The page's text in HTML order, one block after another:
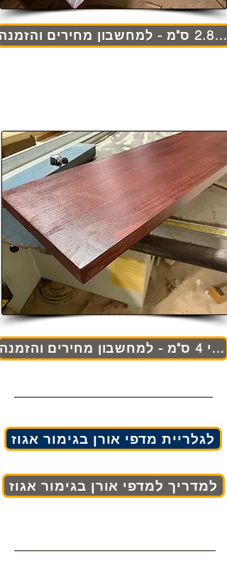
עובי 2.8 ס"מ - למחשבון מחירים והזמנה
עובי 4 ס"מ - למחשבון מחירים והזמנה
לגלריית מדפי אורן בגימור אגוז
למדריך למדפי אורן בגימור אגוז